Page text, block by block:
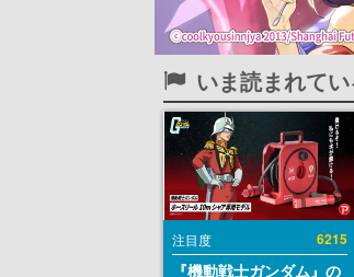
いま読まれて
注目度 6215
『機動戦士ガンダム』の